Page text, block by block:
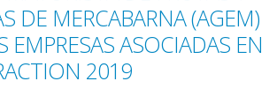
DE MERCABARNA (AGEM)
EMPRESAS ASOCIADAS EN
2019